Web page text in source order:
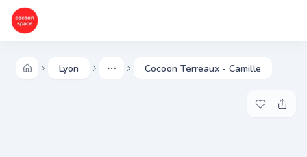
Lyon More Cocoon Terreaux - Camille
Ajouter à